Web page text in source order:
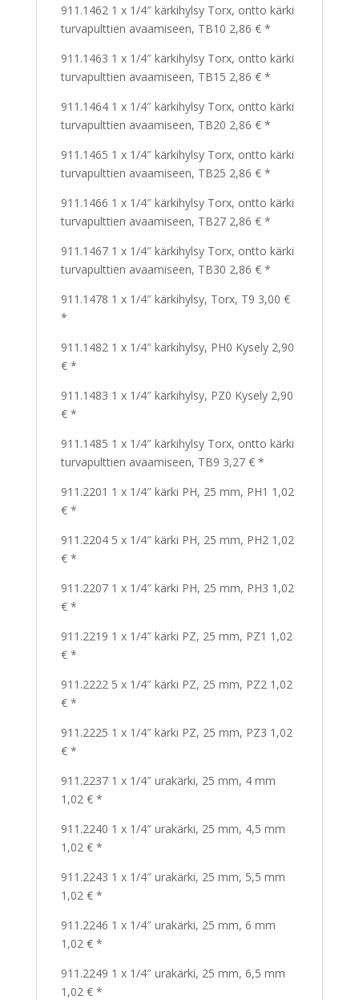
911.1462 1 x 1/4″ kärkihylsy Torx, ontto kärki
turvapulttien avaamiseen, TB10 2,86 € *
911.1463 1 x 1/4″ kärkihylsy Torx, ontto kärki
turvapulttien avaamiseen, TB15 2,86 € *
911.1464 1 x 1/4″ kärkihylsy Torx, ontto kärki
turvapulttien avaamiseen, TB20 2,86 € *
911.1465 1 x 1/4″ kärkihylsy Torx, ontto kärki
turvapulttien avaamiseen, TB25 2,86 € *
911.1466 1 x 1/4″ kärkihylsy Torx, ontto kärki
turvapulttien avaamiseen, TB27 2,86 € *
911.1467 1 x 1/4″ kärkihylsy Torx, ontto kärki
turvapulttien avaamiseen, TB30 2,86 € *
911.1478 1 x 1/4″ kärkihylsy, Torx, T9 3,00 €
*
911.1482 1 x 1/4″ kärkihylsy, PH0 Kysely 2,90
€ *
911.1483 1 x 1/4″ kärkihylsy, PZ0 Kysely 2,90
€ *
911.1485 1 x 1/4″ kärkihylsy Torx, ontto kärki
turvapulttien avaamiseen, TB9 3,27 € *
911.2201 1 x 1/4″ kärki PH, 25 mm, PH1 1,02
€ *
911.2204 5 x 1/4″ kärki PH, 25 mm, PH2 1,02
€ *
911.2207 1 x 1/4″ kärki PH, 25 mm, PH3 1,02
€ *
911.2219 1 x 1/4″ kärki PZ, 25 mm, PZ1 1,02
€ *
911.2222 5 x 1/4″ kärki PZ, 25 mm, PZ2 1,02
€ *
911.2225 1 x 1/4″ kärki PZ, 25 mm, PZ3 1,02
€ *
911.2237 1 x 1/4″ urakärki, 25 mm, 4 mm
1,02 € *
911.2240 1 x 1/4″ urakärki, 25 mm, 4,5 mm
1,02 € *
911.2243 1 x 1/4″ urakärki, 25 mm, 5,5 mm
1,02 € *
911.2246 1 x 1/4″ urakärki, 25 mm, 6 mm
1,02 € *
911.2249 1 x 1/4″ urakärki, 25 mm, 6,5 mm
1,02 € *